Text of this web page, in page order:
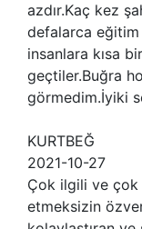
azdır.Kaç kez
defalarca eğitim
insanlara kısa
geçtiler.Buğra
görmedim.İyiki
KURTBEĞ
2021-10-27
Çok ilgili ve
etmeksizin